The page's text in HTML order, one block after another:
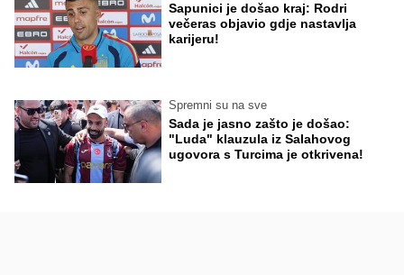
Sapunici je došao kraj: Rodri
večeras objavio gdje nastavlja
karijeru!
Spremni su na sve
Sada je jasno zašto je došao:
"Luda" klauzula iz Salahovog
ugovora s Turcima je otkrivena!